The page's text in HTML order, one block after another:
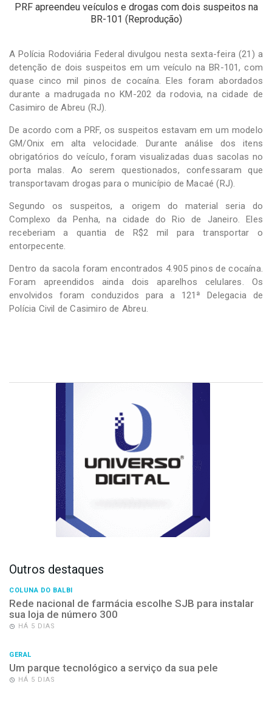
PRF apreendeu veículos e drogas com dois suspeitos na
BR-101 (Reprodução)
A Polícia Rodoviária Federal divulgou nesta sexta-feira (21) a
detenção de dois suspeitos em um veículo na BR-101, com
quase cinco mil pinos de cocaína. Eles foram abordados
durante a madrugada no KM-202 da rodovia, na cidade de
Casimiro de Abreu (RJ).
De acordo com a PRF, os suspeitos estavam em um modelo
GM/Onix em alta velocidade. Durante análise dos itens
obrigatórios do veículo, foram visualizadas duas sacolas no
porta malas. Ao serem questionados, confessaram que
transportavam drogas para o município de Macaé (RJ).
Segundo os suspeitos, a origem do material seria do
Complexo da Penha, na cidade do Rio de Janeiro. Eles
receberiam a quantia de R$2 mil para transportar o
entorpecente.
Dentro da sacola foram encontrados 4.905 pinos de cocaína.
Foram apreendidos ainda dois aparelhos celulares. Os
envolvidos foram conduzidos para a 121ª Delegacia de
Polícia Civil de Casimiro de Abreu.
Outros destaques
COLUNA DO BALBI
Rede nacional de farmácia escolhe SJB para instalar
sua loja de número 300
HÁ 5 DIAS
GERAL
Um parque tecnológico a serviço da sua pele
HÁ 5 DIAS